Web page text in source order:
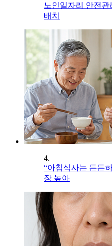
노인일자리 안전관
배치
4.
“아침식사는 든든
장 높아